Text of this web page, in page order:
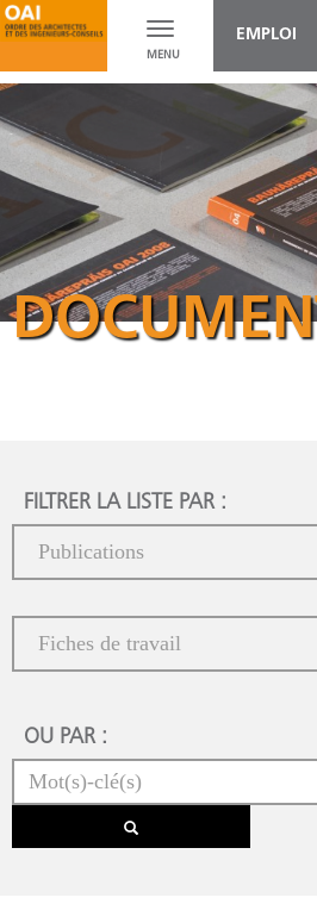
Toggle
navigation
MENU
EMPLOI
FILTRER LA LISTE PAR :
OU PAR :